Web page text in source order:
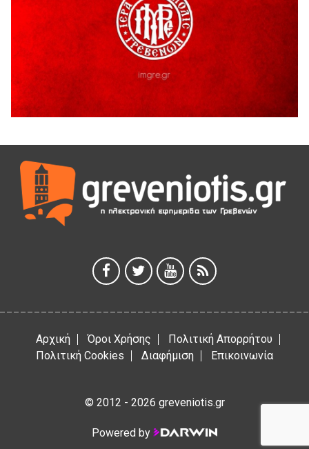
5 Αυγούστου 2026
ΑΗ ΛΑΟΣ | 5 Αυγούστου | Υπαίθριο Θέατρο “Καστράκι”,
41η Γιορτή Κρασιού στο Τρίκωμο – «Γιορτή Παράδοσης»
5 Αυγούστου 2026
ΕΥΧΑΡΙΣΤΙΕΣ Φυσιολατρικού Συλλόγου Γρεβενών
4 Αυγούστου 2026
Έκτακτη χρηματοδότηση 400.000€ για επιπλέον εργασίες
στο Δημοτικό Στάδιο Γρεβενών «Μίλτος Τεντόγλου»
Αρχική Όροι Χρήσης
Πολιτική Απορρήτου
Πολιτική Cookies
Διαφήμιση Επικοινωνία
© 2012 - 2026 greveniotis.gr
Powered by